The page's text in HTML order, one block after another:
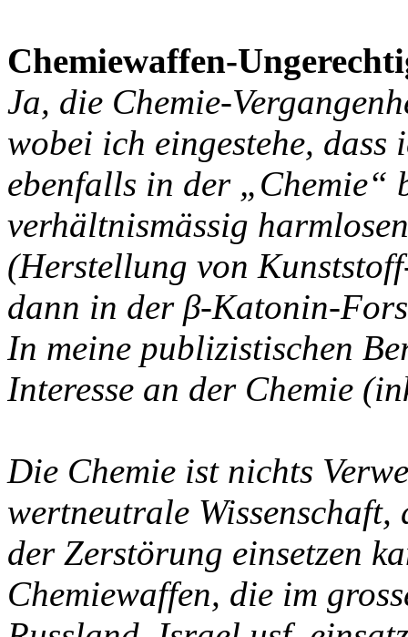
Chemiewaffen-
Ja, die Chemie-
wobei ich eingestehe,
ebenfalls in der „Chemie“
verhältnismässig
(Herstellung von
dann in der β-Katonin-
In meine publizistischen
Interesse an der Chemie
Die Chemie ist nichts
wertneutrale
der Zerstörung einsetzen
Chemiewaffen, die im